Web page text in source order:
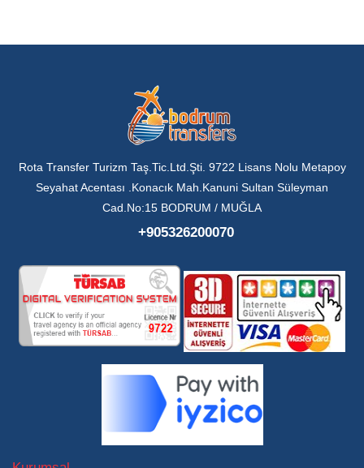
Rota Transfer Turizm Taş.Tic.Ltd.Şti. 9722 Lisans Nolu Metapoy
Seyahat Acentası .Konacık Mah.Kanuni Sultan Süleyman
Cad.No:15 BODRUM / MUĞLA
+905326200070